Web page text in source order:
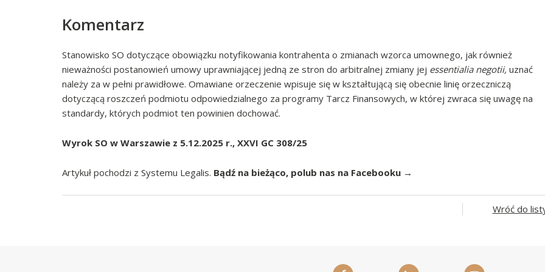
Komentarz
Stanowisko SO dotyczące obowiązku notyfikowania kontrahenta o zmianach wzorca umownego, jak również
nieważności postanowień umowy uprawniającej jedną ze stron do arbitralnej zmiany jej essentialia negotii, uznać
należy za w pełni prawidłowe. Omawiane orzeczenie wpisuje się w kształtującą się obecnie linię orzeczniczą
dotyczącą roszczeń podmiotu odpowiedzialnego za programy Tarcz Finansowych, w której zwraca się uwagę na
standardy, których podmiot ten powinien dochować.
Wyrok SO w Warszawie z 5.12.2025 r., XXVI GC 308/25
Artykuł pochodzi z Systemu Legalis. Bądź na bieżąco, polub nas na Facebooku →
Wróć do